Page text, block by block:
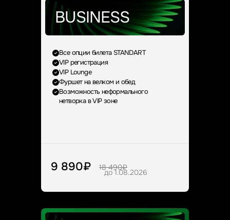
9 890₽
Все опции билета STANDART
VIP регистрация
VIP Lounge
Фуршет на велком и обед
Возможность неформального
нетворка в VIP зоне
BUSINESS
18 490₽
до 1.08.2026